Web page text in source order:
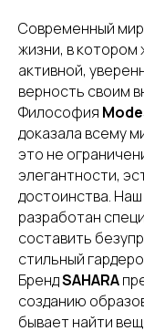
Современный
жизни, в
активной,
верность своим
Философия
доказала всему
это не
элегантности,
достоинства. Наш
разработан
составить
стильный
БрендSAHARA
созданию
бывает найти